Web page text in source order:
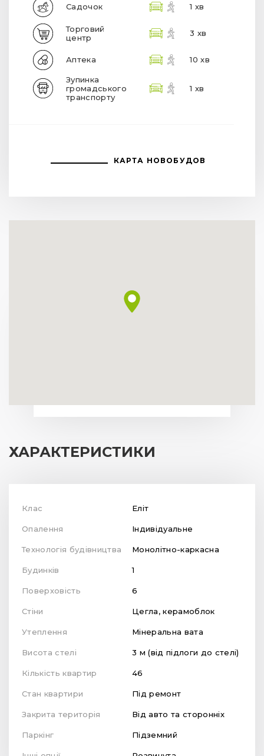
Садочок 1 хв
Торговий
центр
3 хв
Аптека 10 хв
Зупинка
громадського
транспорту
1 хв
КАРТА НОВОБУДОВ
ХАРАКТЕРИСТИКИ
Клас Еліт
Опалення Індивідуальне
Технологія будівництва Монолітно-каркасна
Будинків 1
Поверховість 6
Стіни Цегла, керамоблок
Утеплення Мінеральна вата
Висота стелі 3 м (від підлоги до стелі)
Кількість квартир 46
Стан квартири Під ремонт
Закрита територія Від авто та сторонніх
Паркінг Підземний